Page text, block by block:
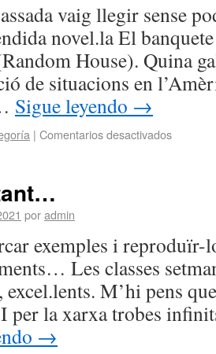
vaig llegir sense
novel.la El
House). Quina
de situacions en
Sigue leyendo →
| Comentarios desactivados
poradmin
exemples i reproduïr-
Les classes
M’hi pens
per la xarxa trobes
→